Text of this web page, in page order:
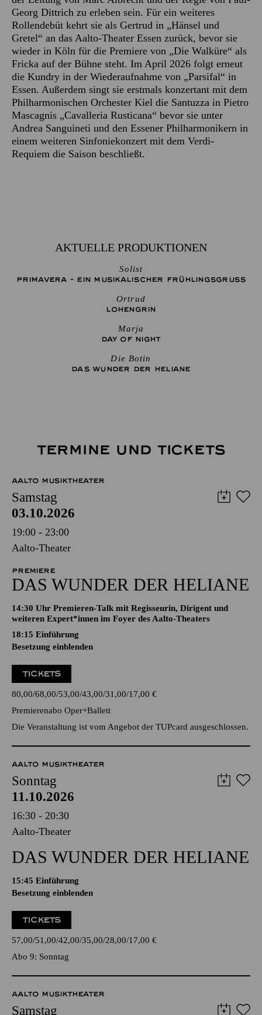
Georg Dittrich zu erleben sein. Für ein weiteres
Rollendebüt kehrt sie als Gertrud in „Hänsel und
Gretel“ an das Aalto-Theater Essen zurück, bevor sie
wieder in Köln für die Premiere von „Die Walküre“ als
Fricka auf der Bühne steht. Im April 2026 folgt erneut
die Kundry in der Wiederaufnahme von „Parsifal“ in
Essen. Außerdem singt sie erstmals konzertant mit dem
Philharmonischen Orchester Kiel die Santuzza in Pietro
Mascagnis „Cavalleria Rusticana“ bevor sie unter
Andrea Sanguineti und den Essener Philharmonikern in
einem weiteren Sinfoniekonzert mit dem Verdi-
Requiem die Saison beschließt.
AKTUELLE PRODUKTIONEN
Solist
PRIMAVERA - EIN MUSIKALISCHER FRÜHLINGSGRUSS
Ortrud
LOHENGRIN
Marja
DAY OF NIGHT
Die Botin
DAS WUNDER DER HELIANE
TERMINE UND TICKETS
AALTO MUSIKTHEATER
Samstag
03.10.2026
19:00 - 23:00
Aalto-Theater
PREMIERE
DAS WUNDER DER HELIANE
14:30 Uhr Premieren-Talk mit Regisseurin, Dirigent und
weiteren Expert*innen im Foyer des Aalto-Theaters
18:15 Einführung
Besetzung einblenden
TICKETS
80,00 68,00 53,00 43,00 31,00 17,00 €
Premierenabo Oper+Ballett
Die Veranstaltung ist vom Angebot der TUPcard ausgeschlossen.
AALTO MUSIKTHEATER
Sonntag
11.10.2026
16:30 - 20:30
Aalto-Theater
DAS WUNDER DER HELIANE
15:45 Einführung
Besetzung einblenden
TICKETS
57,00 51,00 42,00 35,00 28,00 17,00 €
Abo 9: Sonntag
AALTO MUSIKTHEATER
Samstag